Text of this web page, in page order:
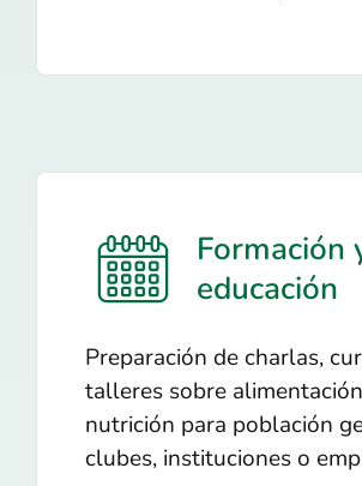
Formación
educación
Preparación de charlas,
talleres sobre
nutrición para población
clubes, instituciones o